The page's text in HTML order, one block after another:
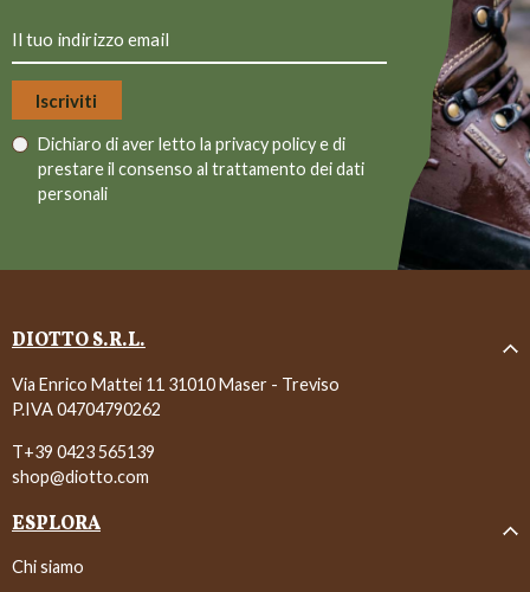
Dichiaro di aver letto la privacy policye di
prestare il consenso al trattamento dei dati
personali
DIOTTO S.R.L.
Via Enrico Mattei 11 31010 Maser - Treviso
P.IVA 04704790262
T+39 0423 565139
shop@diotto.com
ESPLORA
Chi siamo